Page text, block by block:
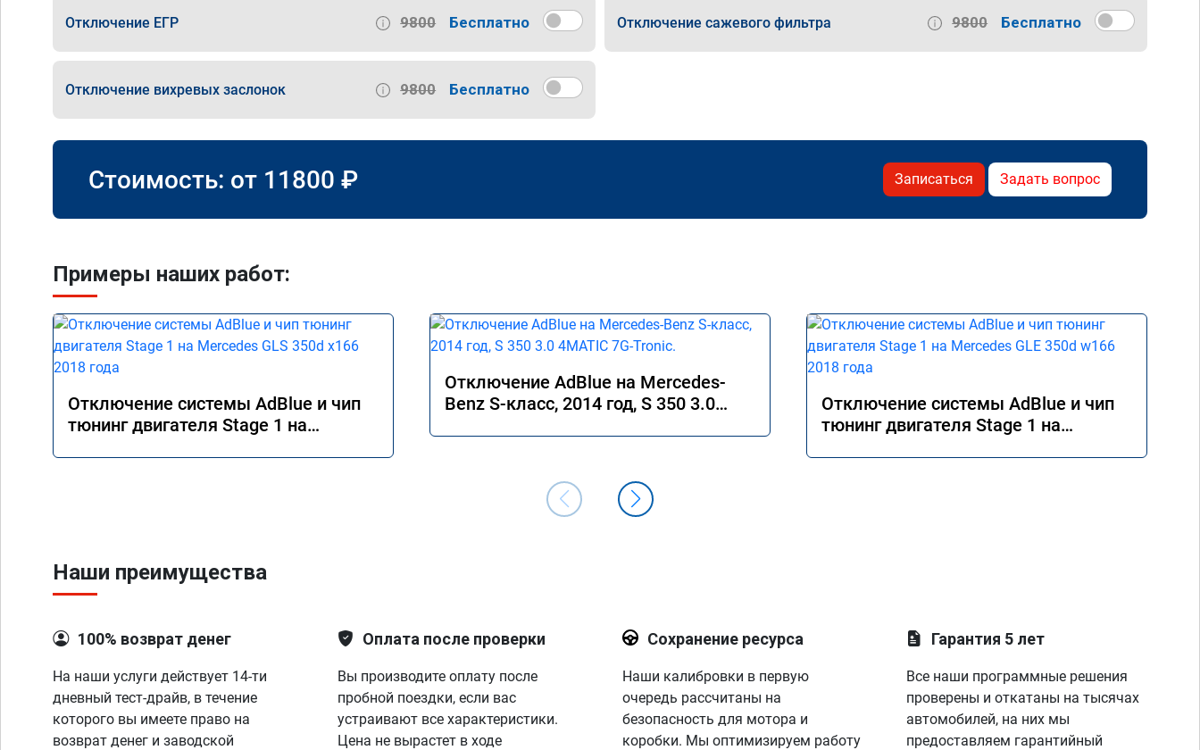
Отключение ЕГР 9800 Бесплатно Отключение сажевого фильтра 9800 Бесплатно
Отключение вихревых заслонок 9800 Бесплатно
Стоимость: от 11800 ₽ Записаться Задать вопрос
Примеры наших работ:
Отключение системы AdBlue и чип
тюнинг двигателя Stage 1 на
Отключение AdBlue на Mercedes-
Benz S-класс, 2014 год, S 350 3.0
Отключение системы AdBlue и чип
тюнинг двигателя Stage 1 на
Наши преимущества
100% возврат денег
На наши услуги действует 14-ти
дневный тест-драйв, в течение
которого вы имеете право на
возврат денег и заводской
Оплата после проверки
Вы производите оплату после
пробной поездки, если вас
устраивают все характеристики.
Цена не вырастет в ходе
Сохранение ресурса
Наши калибровки в первую
очередь рассчитаны на
безопасность для мотора и
коробки. Мы оптимизируем работу
Гарантия 5 лет
Все наши программные решения
проверены и откатаны на тысячах
автомобилей, на них мы
предоставляем гарантийный